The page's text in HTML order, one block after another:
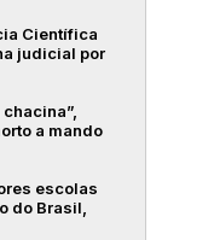
Científica
judicial por
a mando
escolas
do Brasil,